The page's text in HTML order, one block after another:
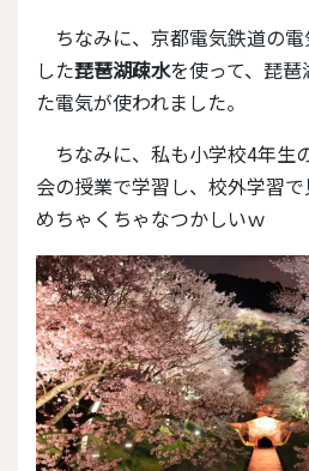
ちなみに、京都電気鉄道の電気は開業4年前に開通
した琵琶湖疎水を使って、琵琶
た電気が使われました。
ちなみに、私も小学校4年生の時に琵琶湖疏水を社
会の授業で学習し、校外学習
めちゃくちゃなつかしいｗ